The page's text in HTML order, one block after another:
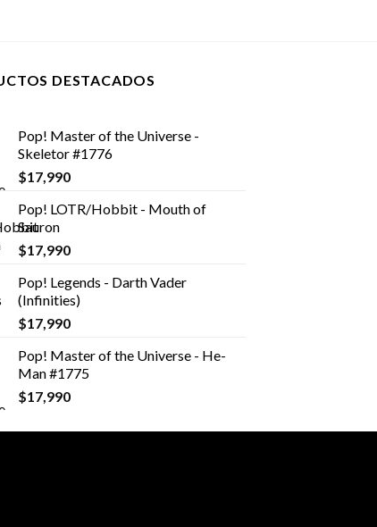
DESTACADOS
Pop! Master of the Universe -
Skeletor #1776
$17,990
Pop! LOTR/Hobbit - Mouth of
Sauron
$17,990
Pop! Legends - Darth Vader
(Infinities)
$17,990
Pop! Master of the Universe - He-
Man #1775
$17,990